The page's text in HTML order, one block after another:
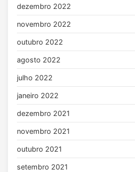
dezembro 2022
novembro 2022
outubro 2022
agosto 2022
julho 2022
janeiro 2022
dezembro 2021
novembro 2021
outubro 2021
setembro 2021